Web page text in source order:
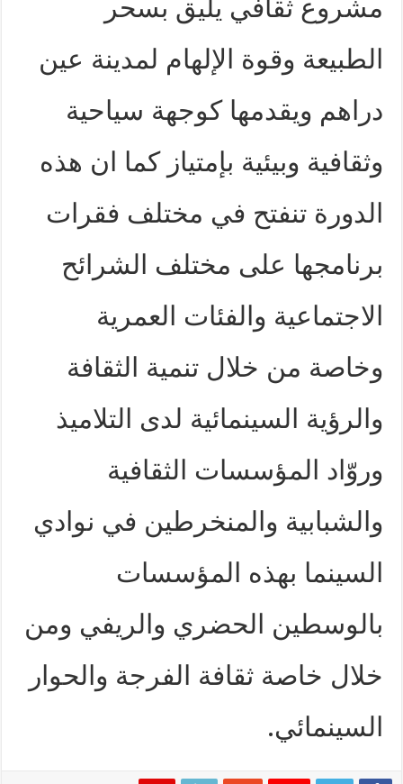
مشروع ثقافي يليق بسحر
الطبيعة وقوة الإلهام لمدينة عين
دراهم ويقدمها كوجهة سياحية
وثقافية وبيئية بإمتياز كما ان هذه
الدورة تنفتح في مختلف فقرات
برنامجها على مختلف الشرائح
الاجتماعية والفئات العمرية
وخاصة من خلال تنمية الثقافة
والرؤية السينمائية لدى التلاميذ
وروّاد المؤسسات الثقافية
والشبابية والمنخرطين في نوادي
السينما بهذه المؤسسات
بالوسطين الحضري والريفي ومن
خلال خاصة ثقافة الفرجة والحوار
السينمائي.